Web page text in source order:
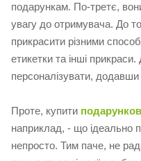
подарункам. По-третє,
увагу до отримувача. До
прикрасити різними
етикетки та інші
персоналізувати,
Проте, купити
наприклад, - що ідеально
непросто. Тим паче, не